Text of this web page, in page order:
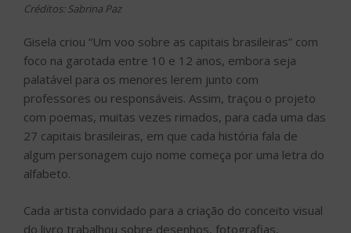
Créditos: Sabrina Paz
Gisela criou “Um voo sobre as capitais brasileiras” com
foco na garotada entre 10 e 12 anos, embora seja
palatável para os menores lerem junto com
professores ou responsáveis. Assim, traçou o projeto
com poemas, muitas vezes rimados, para cada uma das
27 capitais brasileiras, em que cada história fala de
algum personagem cujo nome começa por uma letra do
alfabeto.
Cada artista convidado para a criação do conceito visual
do livro trabalhou sobre desenhos, fotografias,